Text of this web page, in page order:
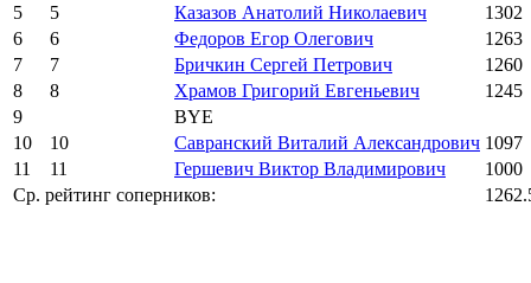
5
5 Казазов Анатолий Николаевич
1302
6
6 Федоров Егор Олегович
1263
7
7 Бричкин Сергей Петрович
1260
8
8 Храмов Григорий Евгеньевич
1245
9
BYE
10
10 Савранский Виталий Александрович 1097
11
11 Гершевич Виктор Владимирович
1000
Ср. рейтинг соперников: